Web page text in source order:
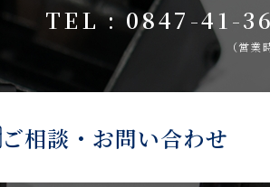
TEL : 0847-41-
（営
ご相談・お問い合わせ